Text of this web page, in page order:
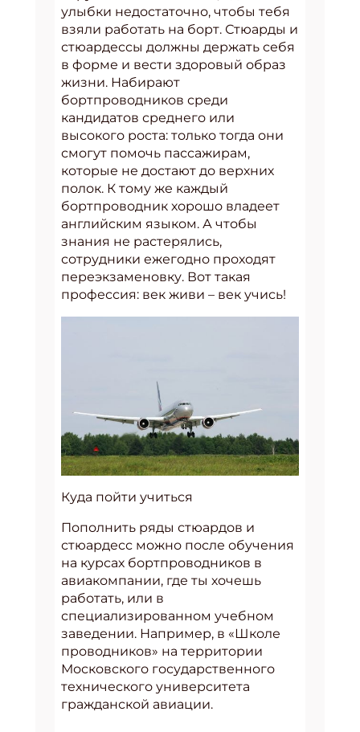
улыбки недостаточно, чтобы тебя
взяли работать на борт. Стюарды и
стюардессы должны держать себя
в форме и вести здоровый образ
жизни. Набирают
бортпроводников среди
кандидатов среднего или
высокого роста: только тогда они
смогут помочь пассажирам,
которые не достают до верхних
полок. К тому же каждый
бортпроводник хорошо владеет
английским языком. А чтобы
знания не растерялись,
сотрудники ежегодно проходят
переэкзаменовку. Вот такая
профессия: век живи – век учись!
Куда пойти учиться
Пополнить ряды стюардов и
стюардесс можно после обучения
на курсах бортпроводников в
авиакомпании, где ты хочешь
работать, или в
специализированном учебном
заведении. Например, в «Школе
проводников» на территории
Московского государственного
технического университета
гражданской авиации.